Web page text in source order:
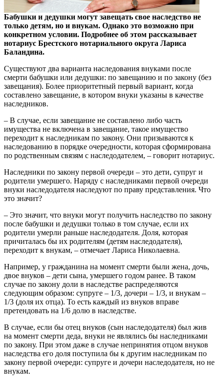
Бабушки и дедушки могут завещать свое наследство не
только детям, но и внукам. Однако это возможно при
конкретном условии. Подробнее об этом рассказывает
нотариус Брестского нотариального округа Лариса
Баландина.
Существуют два варианта наследования внуками после
смерти бабушки или дедушки: по завещанию и по закону (без
завещания). Более приоритетный первый вариант, когда
составлено завещание, в котором внуки указаны в качестве
наследников.
– В случае, если завещание не составлено либо часть
имущества не включена в завещание, такое имущество
переходит к наследникам по закону. Они призываются к
наследованию в порядке очередности, которая сформирована
по родственным связям с наследодателем, – говорит нотариус.
Наследники по закону первой очереди – это дети, супруг и
родители умершего. Наряду с наследниками первой очереди
внуки наследодателя наследуют по праву представления. Что
это значит?
– Это значит, что внуки могут получить наследство по закону
после бабушки и дедушки только в том случае, если их
родители умерли раньше наследодателя. Доля, которая
причиталась бы их родителям (детям наследодателя),
переходит к внукам, – отмечает Лариса Николаевна.
Например, у гражданина на момент смерти были жена, дочь,
двое внуков – дети сына, умершего годом ранее. В таком
случае по закону доли в наследстве распределяются
следующим образом: супруге – 1/3, дочери – 1/3, и внукам –
1/3 (доля их отца). То есть каждый из внуков вправе
претендовать на 1/6 долю в наследстве.
В случае, если бы отец внуков (сын наследодателя) был жив
на момент смерти деда, внуки не являлись бы наследниками
по закону. При этом даже в случае непринятия отцом внуков
наследства его доля поступила бы к другим наследникам по
закону первой очереди: супруге и дочери наследодателя, но не
внукам.